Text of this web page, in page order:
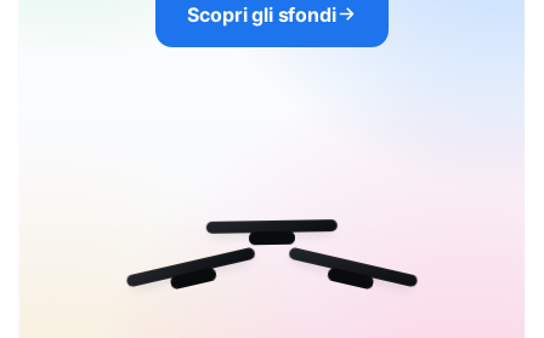
Scopri gli sfondi